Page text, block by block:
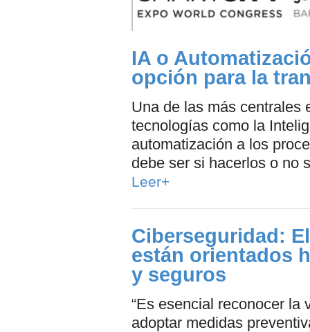
IA o
opción para la
Una de las más centrales
tecnologías como la
automatización a los
debe ser si hacerlos o no
Leer+
Ciberseguridad:
están orientados
y seguros
“Es esencial reconocer la
adoptar medidas